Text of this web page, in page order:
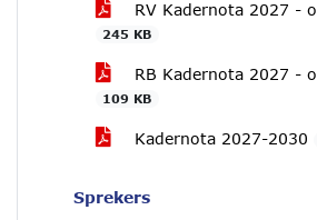
RV Kadernota 2027 -
245 KB
RB Kadernota 2027 -
109 KB
Kadernota 2027-2030
Sprekers